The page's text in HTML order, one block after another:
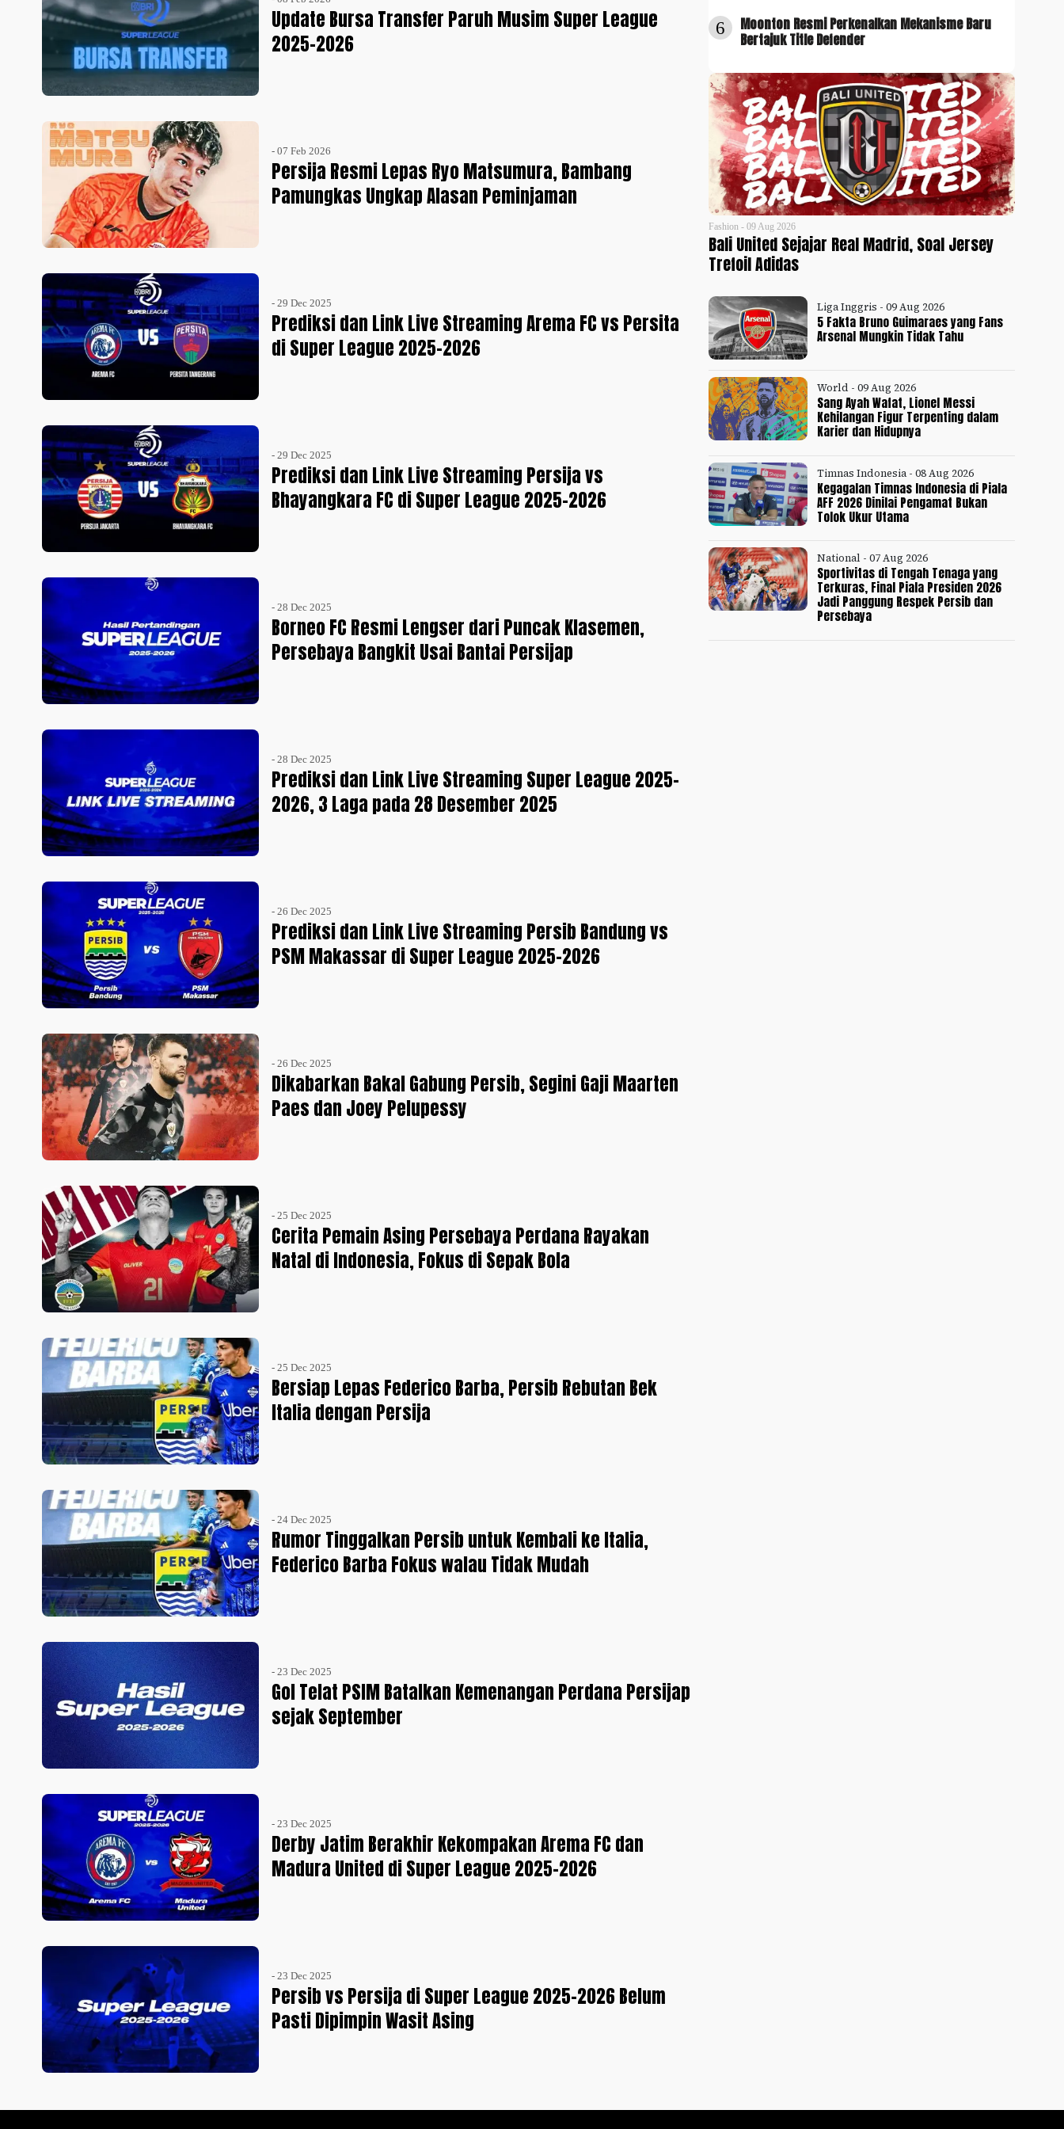
Update Bursa Transfer Paruh Musim Super League
2025-2026
- 07 Feb 2026
Persija Resmi Lepas Ryo Matsumura, Bambang
Pamungkas Ungkap Alasan Peminjaman
- 29 Dec 2025
Prediksi dan Link Live Streaming Arema FC vs Persita
di Super League 2025-2026
- 29 Dec 2025
Prediksi dan Link Live Streaming Persija vs
Bhayangkara FC di Super League 2025-2026
- 28 Dec 2025
Borneo FC Resmi Lengser dari Puncak Klasemen,
Persebaya Bangkit Usai Bantai Persijap
- 28 Dec 2025
Prediksi dan Link Live Streaming Super League 2025-
2026, 3 Laga pada 28 Desember 2025
- 26 Dec 2025
Prediksi dan Link Live Streaming Persib Bandung vs
PSM Makassar di Super League 2025-2026
- 26 Dec 2025
Dikabarkan Bakal Gabung Persib, Segini Gaji Maarten
Paes dan Joey Pelupessy
- 25 Dec 2025
Cerita Pemain Asing Persebaya Perdana Rayakan
Natal di Indonesia, Fokus di Sepak Bola
- 25 Dec 2025
Bersiap Lepas Federico Barba, Persib Rebutan Bek
Italia dengan Persija
- 24 Dec 2025
Rumor Tinggalkan Persib untuk Kembali ke Italia,
Federico Barba Fokus walau Tidak Mudah
- 23 Dec 2025
Gol Telat PSIM Batalkan Kemenangan Perdana Persijap
sejak September
- 23 Dec 2025
Derby Jatim Berakhir Kekompakan Arema FC dan
Madura United di Super League 2025-2026
- 23 Dec 2025
Persib vs Persija di Super League 2025-2026 Belum
Pasti Dipimpin Wasit Asing
6
Moonton Resmi Perkenalkan Mekanisme Baru
Bertajuk Title Defender
Fashion - 09 Aug 2026
Bali United Sejajar Real Madrid, Soal Jersey
Trefoil Adidas
Liga Inggris - 09 Aug 2026
5 Fakta Bruno Guimaraes yang Fans
Arsenal Mungkin Tidak Tahu
World - 09 Aug 2026
Sang Ayah Wafat, Lionel Messi
Kehilangan Figur Terpenting dalam
Karier dan Hidupnya
Timnas Indonesia - 08 Aug 2026
Kegagalan Timnas Indonesia di Piala
AFF 2026 Dinilai Pengamat Bukan
Tolok Ukur Utama
National - 07 Aug 2026
Sportivitas di Tengah Tenaga yang
Terkuras, Final Piala Presiden 2026
Jadi Panggung Respek Persib dan
Persebaya